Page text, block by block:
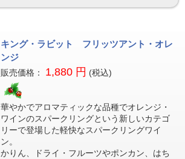
キング・ラビット フリッツアント・オレ
ンジ
販売価格： 1,880 円 (税込)
華やかでアロマティックな品種でオレンジ・
ワインのスパークリングという新しいカテゴ
リーで登場した軽快なスパークリングワイ
ン。
かりん、ドライ・フルーツやポンカン、はち